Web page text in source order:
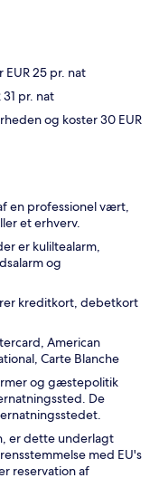
25 pr. nat
pr. nat
og koster 30 EUR
en professionel vært,
et erhverv.
er kuliltealarm,
og
kreditkort, debetkort
American
Carte Blanche
og gæstepolitik
De
er dette underlagt
med EU's
reservation af